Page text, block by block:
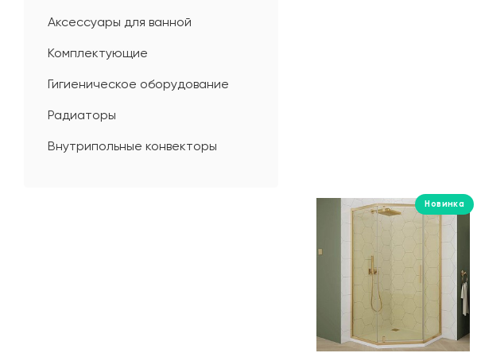
Аксессуары для ванной
Комплектующие
Гигиеническое оборудование
Радиаторы
Внутрипольные конвекторы
Новинка